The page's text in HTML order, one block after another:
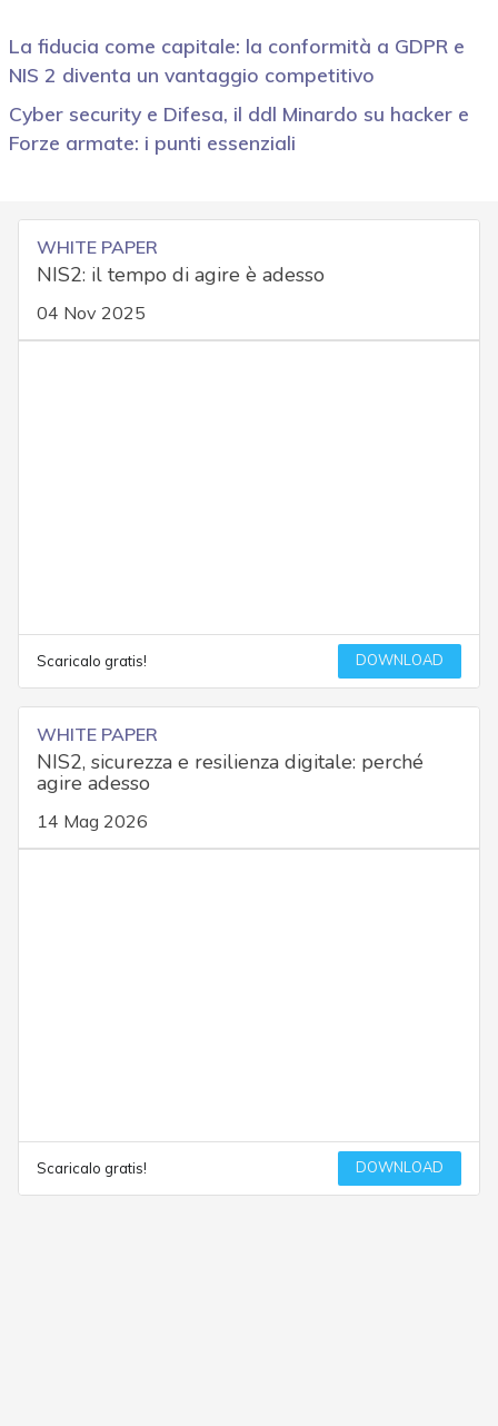
La fiducia come capitale: la conformità a GDPR e
NIS 2 diventa un vantaggio competitivo
Cyber security e Difesa, il ddl Minardo su hacker e
Forze armate: i punti essenziali
WHITE PAPER
NIS2: il tempo di agire è adesso
04 Nov 2025
Scaricalo gratis! DOWNLOAD
WHITE PAPER
NIS2, sicurezza e resilienza digitale: perché
agire adesso
14 Mag 2026
Scaricalo gratis! DOWNLOAD